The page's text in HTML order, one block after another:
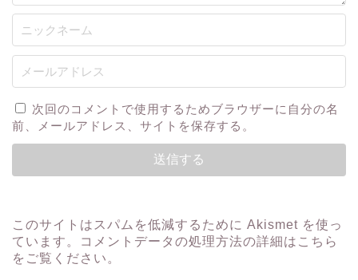
次回のコメントで使用するためブラウザーに自分の名
前、メールアドレス、サイトを保存する。
このサイトはスパムを低減するために Akismet を使っ
ています。
コメントデータの処理方法の詳細はこちら
をご覧ください 。